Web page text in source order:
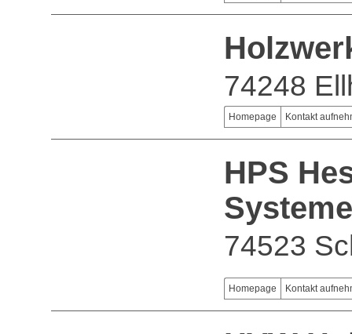
74248
Homepage Kontakt
HPS
74523
Homepage Kontakt